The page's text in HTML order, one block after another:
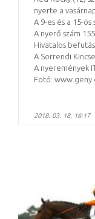
nyerte a
A 9-es és a 15-ös
A nyerő szám
Hivatalos
A Sorrendi
A nyeremények
Fotó:
2018. 03. 18. 16:17